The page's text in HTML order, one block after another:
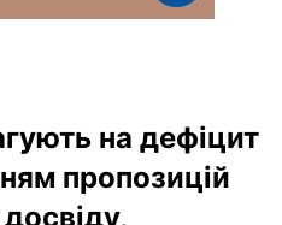
на дефіцит
пропозицій